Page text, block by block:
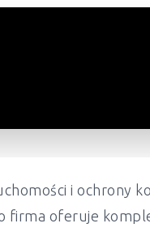
i ochrony
oferuje